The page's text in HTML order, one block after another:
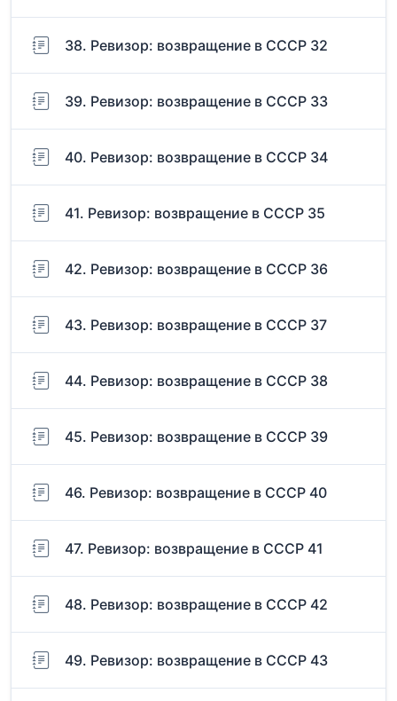
38. Ревизор: возвращение в СССР 32
39. Ревизор: возвращение в СССР 33
40. Ревизор: возвращение в СССР 34
41. Ревизор: возвращение в СССР 35
42. Ревизор: возвращение в СССР 36
43. Ревизор: возвращение в СССР 37
44. Ревизор: возвращение в СССР 38
45. Ревизор: возвращение в СССР 39
46. Ревизор: возвращение в СССР 40
47. Ревизор: возвращение в СССР 41
48. Ревизор: возвращение в СССР 42
49. Ревизор: возвращение в СССР 43